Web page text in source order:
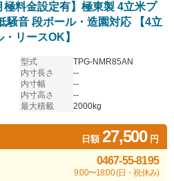
極料金設定有】極東製 4立米プ
音 段ボール・造園対応 【4立
リースOK】
型式
TPG-NMR85AN
内寸長さ
--
内寸幅
--
内寸高さ
--
最大積載
2000kg
日額27,500円
0467-55-8195
9:00〜18:00 (日・祝休み)